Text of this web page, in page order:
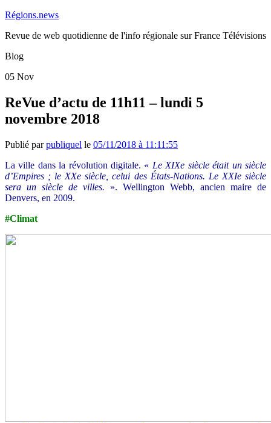
Régions.news
Revue de web quotidienne de l'info régionale sur France Télévisions
Blog
05 Nov
ReVue d’actu de 11h11 – lundi 5
novembre 2018
Publié parpubliquel le 05/11/2018 à 11:11:55
La ville dans la révolution digitale. « Le XIXe siècle était un siècle
d’Empires ; le XXe siècle, celui des États-Nations. Le XXIe siècle
sera un siècle de villes. ». Wellington Webb, ancien maire de
Denvers, en 2009.
#Climat